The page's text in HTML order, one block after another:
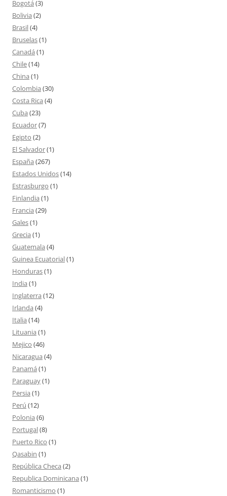
Bogotá (3)
Bolivia (2)
Brasil(4)
Bruselas(1)
Canadá (1)
Chile(14)
China (1)
Colombia (30)
Costa Rica (4)
Cuba (23)
Ecuador(7)
Egipto (2)
El Salvador(1)
España (267)
Estados Unidos(14)
Estrasburgo (1)
Finlandia (1)
Francia (29)
Gales(1)
Grecia (1)
Guatemala (4)
Guinea Ecuatorial(1)
Honduras(1)
India (1)
Inglaterra (12)
Irlanda (4)
Italia (14)
Lituania (1)
Mejico (46)
Nicaragua (4)
Panamá (1)
Paraguay(1)
Persia (1)
Perú (12)
Polonia (6)
Portugal(8)
Puerto Rico (1)
Qasabin (1)
República Checa (2)
Republica Dominicana (1)
Romanticismo (1)